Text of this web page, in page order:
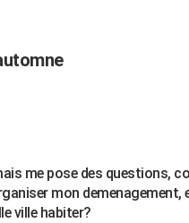
me pose des questions,
mon demenagement,
ville habiter?